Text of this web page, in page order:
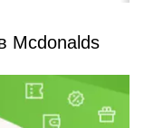
Mcdonalds